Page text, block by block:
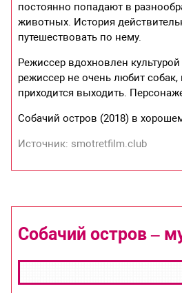
постоянно попадают в
животных. История
путешествовать по нему.
Режиссер вдохновлен
режиссер не очень любит
приходится выходить.
Собачий остров (2018) в
Источник: smotretfilm.club
Собачий остров –